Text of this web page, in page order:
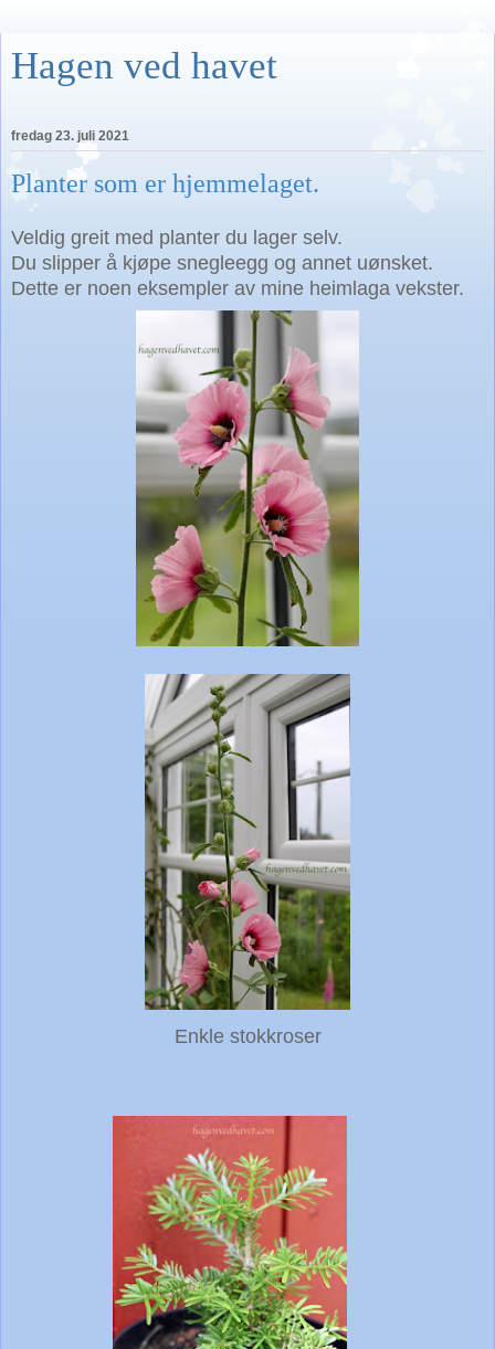
Hagen ved havet
fredag 23. juli 2021
Planter som er hjemmelaget.
Veldig greit med planter du lager selv.
Du slipper å kjøpe snegleegg og annet uønsket.
Dette er noen eksempler av mine heimlaga vekster.
Enkle stokkroser